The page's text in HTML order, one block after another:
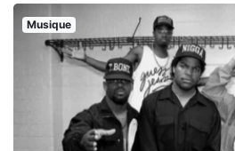
Musique